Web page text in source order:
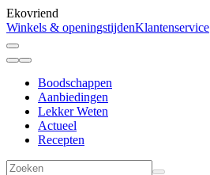
Ekovriend
Winkels & openingstijdenKlantenservice
Boodschappen
Aanbiedingen
Lekker Weten
Actueel
Recepten